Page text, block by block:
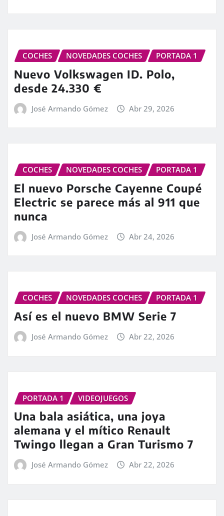
COCHES NOVEDADES COCHES PORTADA 1
Nuevo Volkswagen ID. Polo,
desde 24.330 €
José Armando Gómez Abr 29, 2026
COCHES NOVEDADES COCHES PORTADA 1
El nuevo Porsche Cayenne Coupé
Electric se parece más al 911 que
nunca
José Armando Gómez Abr 24, 2026
COCHES NOVEDADES COCHES PORTADA 1
Así es el nuevo BMW Serie 7
José Armando Gómez Abr 22, 2026
PORTADA 1 VIDEOJUEGOS
Una bala asiática, una joya
alemana y el mítico Renault
Twingo llegan a Gran Turismo 7
José Armando Gómez Abr 22, 2026